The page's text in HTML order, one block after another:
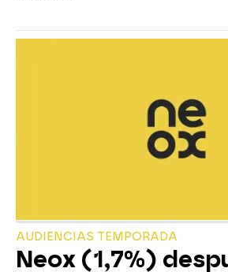
AUDIENCIAS TEMPORADA
Neox (1,7%)